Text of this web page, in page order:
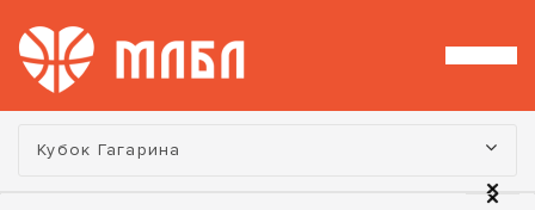
Турнир:
Кубок Гагарина